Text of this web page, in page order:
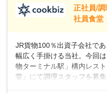
▼残業手当（
▼深夜勤務手
▼交通費支給
正社員/調
社員食堂
JR貨物100％出資子会社で
幅広く手掛ける当社。今回
物ターミナル駅」構内レス
堂』にて調理スタッフを募